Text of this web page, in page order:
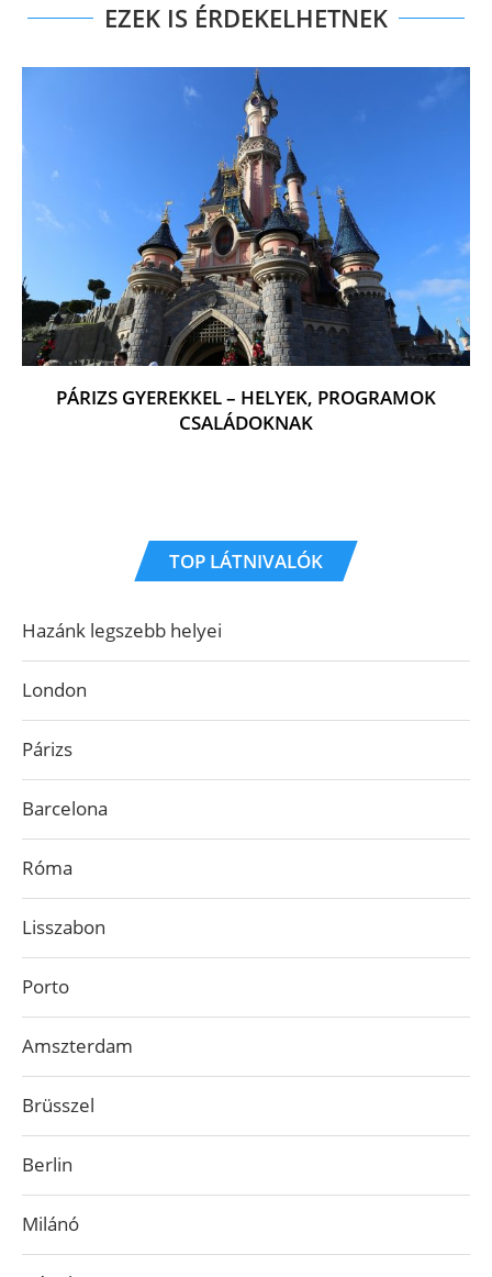
EZEK IS ÉRDEKELHETNEK
PÁRIZS GYEREKKEL – HELYEK, PROGRAMOK
CSALÁDOKNAK
TOP LÁTNIVALÓK
Hazánk legszebb helyei
London
Párizs
Barcelona
Róma
Lisszabon
Porto
Amszterdam
Brüsszel
Berlin
Milánó